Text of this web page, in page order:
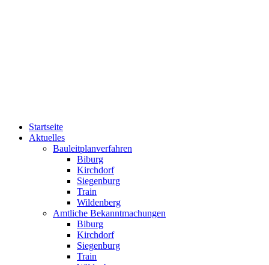
Startseite
Aktuelles
Bauleitplanverfahren
Biburg
Kirchdorf
Siegenburg
Train
Wildenberg
Amtliche Bekanntmachungen
Biburg
Kirchdorf
Siegenburg
Train